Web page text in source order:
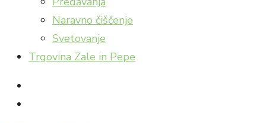
Naravno čiščenje
Svetovanje
Trgovina Zale in Pepe